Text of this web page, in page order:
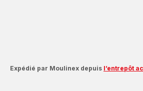
Expédié par Moulinex depuis l’entrepôt